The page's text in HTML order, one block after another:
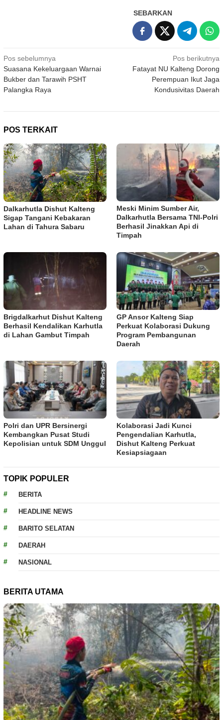
SEBARKAN
Navigasi
pos
Pos sebelumnya
Suasana Kekeluargaan Warnai
Bukber dan Tarawih PSHT
Palangka Raya
Pos berikutnya
Fatayat NU Kalteng Dorong
Perempuan Ikut Jaga
Kondusivitas Daerah
POS TERKAIT
Dalkarhutla Dishut Kalteng
Sigap Tangani Kebakaran
Lahan di Tahura Sabaru
Meski Minim Sumber Air,
Dalkarhutla Bersama TNI-Polri
Berhasil Jinakkan Api di
Timpah
Brigdalkarhut Dishut Kalteng
Berhasil Kendalikan Karhutla
di Lahan Gambut Timpah
GP Ansor Kalteng Siap
Perkuat Kolaborasi Dukung
Program Pembangunan
Daerah
Polri dan UPR Bersinergi
Kembangkan Pusat Studi
Kepolisian untuk SDM Unggul
Kolaborasi Jadi Kunci
Pengendalian Karhutla,
Dishut Kalteng Perkuat
Kesiapsiagaan
TOPIK POPULER
BERITA
HEADLINE NEWS
BARITO SELATAN
DAERAH
NASIONAL
BERITA UTAMA